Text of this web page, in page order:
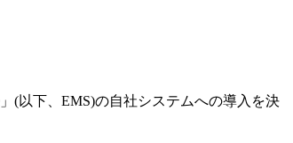
(以下、EMS)の自社システムへの導入を決